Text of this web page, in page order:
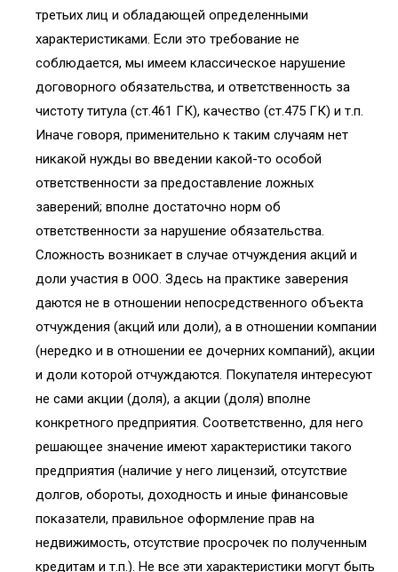
третьих лиц и обладающей определенными
характеристиками. Если это требование не
соблюдается, мы имеем классическое нарушение
договорного обязательства, и ответственность за
чистоту титула (ст.461 ГК), качество (ст.475 ГК) и т.п.
Иначе говоря, применительно к таким случаям нет
никакой нужды во введении какой-то особой
ответственности за предоставление ложных
заверений; вполне достаточно норм об
ответственности за нарушение обязательства.
Сложность возникает в случае отчуждения акций и
доли участия в ООО. Здесь на практике заверения
даются не в отношении непосредственного объекта
отчуждения (акций или доли), а в отношении компании
(нередко и в отношении ее дочерних компаний), акции
и доли которой отчуждаются. Покупателя интересуют
не сами акции (доля), а акции (доля) вполне
конкретного предприятия. Соответственно, для него
решающее значение имеют характеристики такого
предприятия (наличие у него лицензий, отсутствие
долгов, обороты, доходность и иные финансовые
показатели, правильное оформление прав на
недвижимость, отсутствие просрочек по полученным
кредитам и т.п.). Не все эти характеристики могут быть